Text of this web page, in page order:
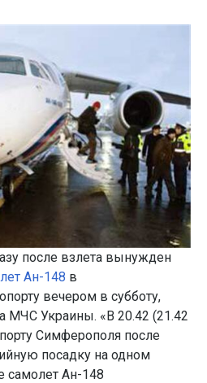
после взлета вынужден
Ан-148 в
вечером в субботу,
МЧС Украины. «В 20.42 (21.42
Симферополя после
посадку на одном
самолет Ан-148